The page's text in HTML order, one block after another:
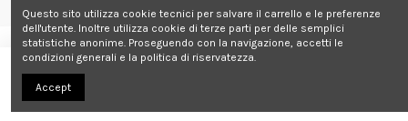
Questo sito utilizza cookie tecnici per salvare il carrello e le preferenze
dell'utente. Inoltre utilizza cookie di terze parti per delle semplici
statistiche anonime. Proseguendo con la navigazione, accetti le
condizioni generali e la politica di riservatezza.
Accept